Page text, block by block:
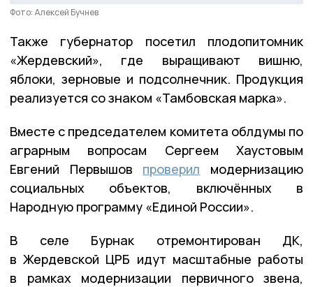
Фото: Алексей Бучнев
Также губернатор посетил плодопитомник
«Жердевский», где выращивают вишню,
яблоки, зерновые и подсолнечник. Продукция
реализуется со знаком «Тамбовская марка».
Вместе с председателем комитета облдумы по
аграрным вопросам Сергеем Хаустовым
Евгений Первышов проверил модернизацию
социальных объектов, включённых в
Народную программу «Единой России».
В селе Бурнак отремонтирован ДК,
в Жердевской ЦРБ идут масштабные работы
в рамках модернизации первичного звена,